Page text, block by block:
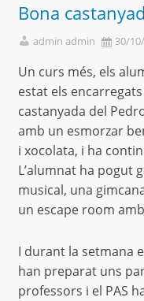
Bona
admin admin 30/
Un curs més, els
estat els
castanyada del
amb un esmorzar
i xocolata, i ha
L’alumnat ha pogut
musical, una
un escape room
I durant la setmana
han preparat uns
professors i el PAS